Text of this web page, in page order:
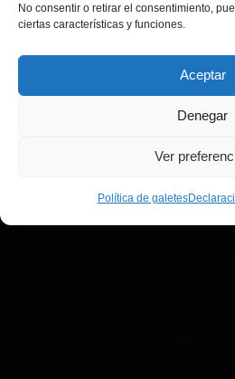
No consentir o retirar el consentimiento,
ciertas características y funciones.
Aceptar
Denegar
Ver
Política de galetes